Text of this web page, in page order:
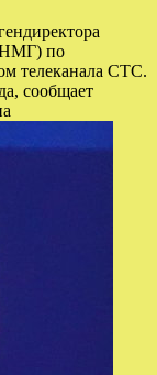
по
телеканала СТС.
сообщает